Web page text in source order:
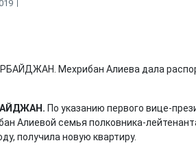
По указанию первого вице-
Алиевой семья полковника-
получила новую квартиру.